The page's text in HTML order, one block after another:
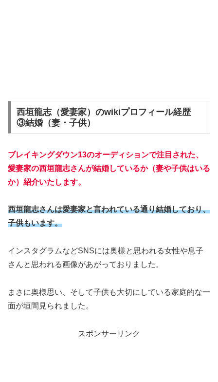
西垣龍志（愛妻家）のwikiプロフィール経歴
③結婚（妻・子供）
ブレイキングダウン13のオーディションで注目された、
愛妻家の西垣龍志さんが結婚しているか（妻や子供はいる
か）紹介いたします。
西垣龍志さんは愛妻家と言われている通り結婚しており、
子供もいます。
インスタグラムなどSNSには奥様と思われる女性や息子
さんと思われる画像があがっておりました。
まさに奥様思い、そして子供も大切にしている家庭的な一
面が垣間見られました。
スポンサーリンク